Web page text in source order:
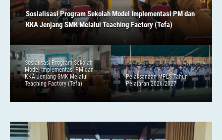
Sosialisasi Program Sekolah Model Implementasi PM dan
KKA Jenjang SMK Melalui Teaching Factory (Tefa)
Sosialisasi Program Sekolah
Model Implementasi PM dan
KKA Jenjang SMK Melalui
Teaching Factory (Tefa)
Pelaksanaan MPLS Tahun
Pelajaran 2026/2027